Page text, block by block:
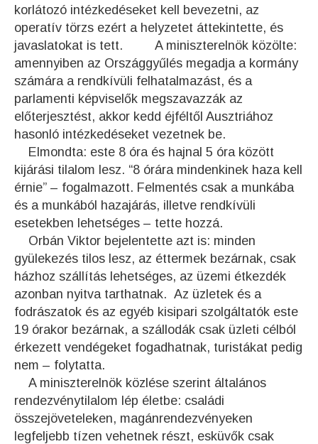
korlátozó intézkedéseket kell bevezetni, az
operatív törzs ezért a helyzetet áttekintette, és
javaslatokat is tett. A miniszterelnök közölte:
amennyiben az Országgyűlés megadja a kormány
számára a rendkívüli felhatalmazást, és a
parlamenti képviselők megszavazzák az
előterjesztést, akkor kedd éjféltől Ausztriához
hasonló intézkedéseket vezetnek be.
Elmondta: este 8 óra és hajnal 5 óra között
kijárási tilalom lesz. “8 órára mindenkinek haza kell
érnie” – fogalmazott. Felmentés csak a munkába
és a munkából hazajárás, illetve rendkívüli
esetekben lehetséges – tette hozzá.
Orbán Viktor bejelentette azt is: minden
gyülekezés tilos lesz, az éttermek bezárnak, csak
házhoz szállítás lehetséges, az üzemi étkezdék
azonban nyitva tarthatnak. Az üzletek és a
fodrászatok és az egyéb kisipari szolgáltatók este
19 órakor bezárnak, a szállodák csak üzleti célból
érkezett vendégeket fogadhatnak, turistákat pedig
nem – folytatta.
A miniszterelnök közlése szerint általános
rendezvénytilalom lép életbe: családi
összejöveteleken, magánrendezvényeken
legfeljebb tízen vehetnek részt, esküvők csak